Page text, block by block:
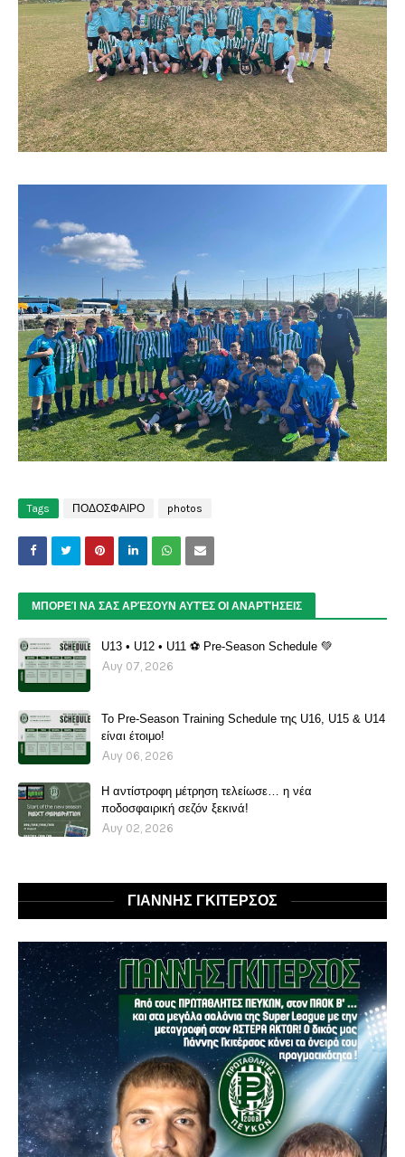
Tags ΠΟΔΟΣΦΑΙΡΟ photos
ΜΠΟΡΕΊ ΝΑ ΣΑΣ ΑΡΈΣΟΥΝ ΑΥΤΈΣ ΟΙ ΑΝΑΡΤΉΣΕΙΣ
U13 • U12 • U11 ⚽️ Pre-Season Schedule 💚
Αυγ 07, 2026
Το Pre-Season Training Schedule της U16, U15 & U14
είναι έτοιμο!
Αυγ 06, 2026
Η αντίστροφη μέτρηση τελείωσε… η νέα
ποδοσφαιρική σεζόν ξεκινά!
Αυγ 02, 2026
ΓΙΑΝΝΗΣ ΓΚΙΤΕΡΣΟΣ